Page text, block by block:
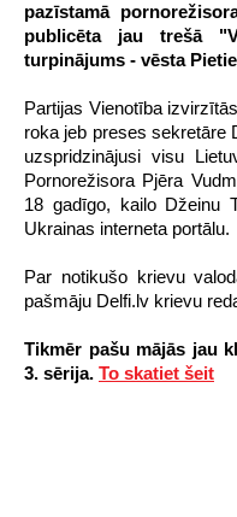
pazīstamā
publicēta jau trešā
turpinājums - vēsta
Partijas Vienotība
roka jeb preses sekretāre
uzspridzinājusi visu
Pornorežisora Pjēra
18 gadīgo, kailo Džeinu
Ukrainas interneta portālu.
Par notikušo krievu
pašmāju Delfi.lv krievu
Tikmēr pašu mājās jau
3. sērija. To skatiet šeit